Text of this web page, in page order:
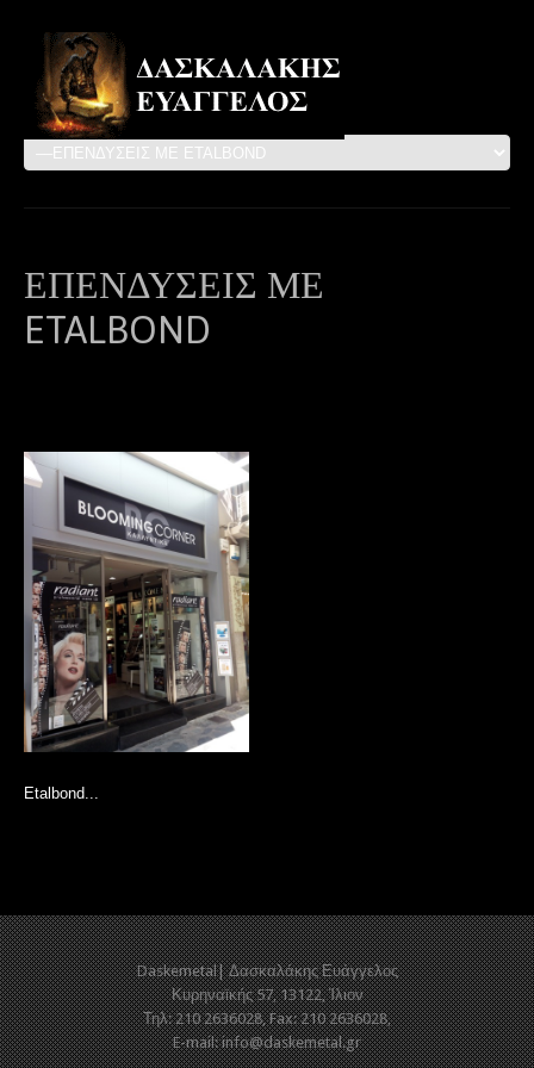
ΕΠΕΝΔΥΣΕΙΣ ΜΕ
ETALBOND
Etalbond...
Daskemetal| Δασκαλάκης Ευάγγελος
Κυρηναϊκής 57, 13122, Ίλιον
Τηλ: 210 2636028, Fax: 210 2636028,
E-mail:info@daskemetal.gr